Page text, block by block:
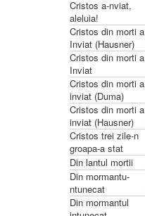
Cristos a-nviat,
aleluia!
Cristos din morti a
Inviat (Hausner)
Cristos din morti a
Inviat
Cristos din morti a
inviat (Duma)
Cristos din morti a
inviat (Hausner)
Cristos trei zile-n
groapa-a stat
Din lantul mortii
Din mormantu-
ntunecat
Din mormantul